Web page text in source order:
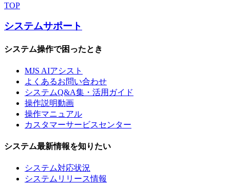
TOP
システムサポート
システム操作で困ったとき
MJS AIアシスト
よくあるお問い合わせ
システムQ&A集・活用ガイド
操作説明動画
操作マニュアル
カスタマーサービスセンター
システム最新情報を知りたい
システム対応状況
システムリリース情報